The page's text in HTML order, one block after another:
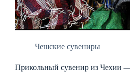
Чешские сувениры
Прикольный сувенир из Чехии